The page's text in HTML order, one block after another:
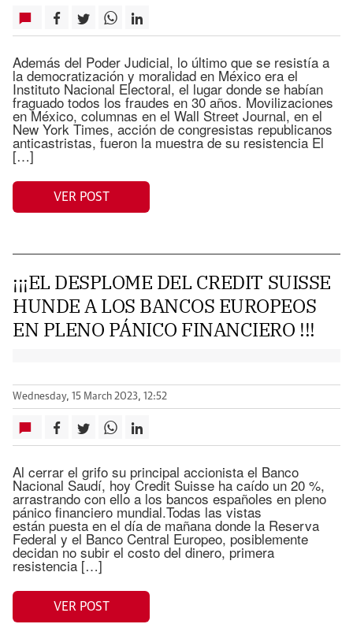
Además del Poder Judicial, lo último que se resistía a
la democratización y moralidad en México era el
Instituto Nacional Electoral, el lugar donde se habían
fraguado todos los fraudes en 30 años. Movilizaciones
en México, columnas en el Wall Street Journal, en el
New York Times, acción de congresistas republicanos
anticastristas, fueron la muestra de su resistencia El
[…]
VER POST
¡¡¡EL DESPLOME DEL CREDIT SUISSE
HUNDE A LOS BANCOS EUROPEOS
EN PLENO PÁNICO FINANCIERO !!!
Wednesday, 15 March 2023, 12:52
Al cerrar el grifo su principal accionista el Banco
Nacional Saudí, hoy Credit Suisse ha caído un 20 %,
arrastrando con ello a los bancos españoles en pleno
pánico financiero mundial.Todas las vistas
están puesta en el día de mañana donde la Reserva
Federal y el Banco Central Europeo, posiblemente
decidan no subir el costo del dinero, primera
resistencia […]
VER POST